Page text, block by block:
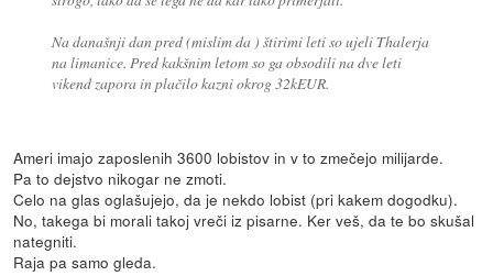
Na današnji dan pred (mislim da ) štirimi leti so ujeli Thalerja
na limanice. Pred kakšnim letom so ga obsodili na dve leti
vikend zapora in plačilo kazni okrog 32kEUR.
Ameri imajo zaposlenih 3600 lobistov in v to zmečejo milijarde.
Pa to dejstvo nikogar ne zmoti.
Celo na glas oglašujejo, da je nekdo lobist (pri kakem dogodku).
No, takega bi morali takoj vreči iz pisarne. Ker veš, da te bo skušal
nategniti.
Raja pa samo gleda.